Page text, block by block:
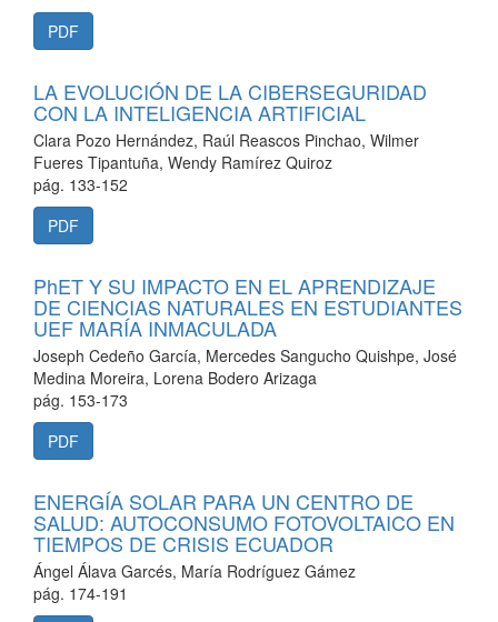
PDF
LA EVOLUCIÓN DE LA CIBERSEGURIDAD
CON LA INTELIGENCIA ARTIFICIAL
Clara Pozo Hernández, Raúl Reascos Pinchao, Wilmer
Fueres Tipantuña, Wendy Ramírez Quiroz
pág. 133-152
PDF
PhET Y SU IMPACTO EN EL APRENDIZAJE
DE CIENCIAS NATURALES EN ESTUDIANTES
UEF MARÍA INMACULADA
Joseph Cedeño García, Mercedes Sangucho Quishpe, José
Medina Moreira, Lorena Bodero Arizaga
pág. 153-173
PDF
ENERGÍA SOLAR PARA UN CENTRO DE
SALUD: AUTOCONSUMO FOTOVOLTAICO EN
TIEMPOS DE CRISIS ECUADOR
Ángel Álava Garcés, María Rodríguez Gámez
pág. 174-191